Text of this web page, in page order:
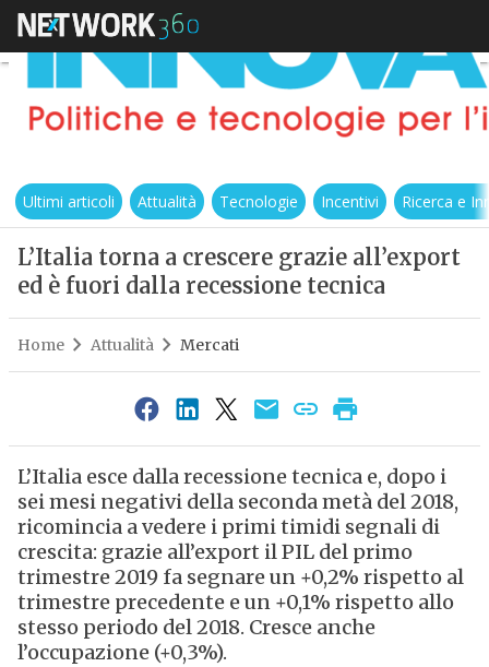
Ultimi articoli Attualità Tecnologie Incentivi Ricerca e
L’Italia torna a crescere grazie all’export
ed è fuori dalla recessione tecnica
Home Attualità Mercati
L’Italia esce dalla recessione tecnica e, dopo i
sei mesi negativi della seconda metà del 2018,
ricomincia a vedere i primi timidi segnali di
crescita: grazie all’export il PIL del primo
trimestre 2019 fa segnare un +0,2% rispetto al
trimestre precedente e un +0,1% rispetto allo
stesso periodo del 2018. Cresce anche
l’occupazione (+0,3%).